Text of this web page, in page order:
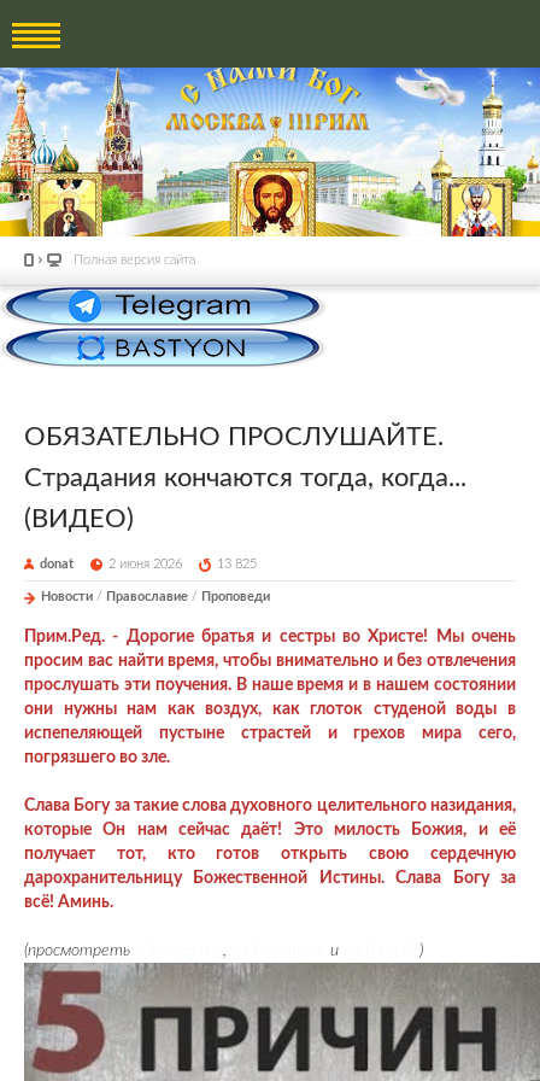
Полная версия сайта
ОБЯЗАТЕЛЬНО ПРОСЛУШАЙТЕ.
Страдания кончаются тогда, когда...
(ВИДЕО)
donat 2 июня 2026 13 825
Новости / Православие / Проповеди
Прим.Ред. - Дорогие братья и сестры во Христе! Мы очень
просим вас найти время, чтобы внимательно и без отвлечения
прослушать эти поучения. В наше время и в нашем состоянии
они нужны нам как воздух, как глоток студеной воды в
испепеляющей пустыне страстей и грехов мира сего,
погрязшего во зле.
Слава Богу за такие слова духовного целительного назидания,
которые Он нам сейчас даёт! Это милость Божия, и её
получает тот, кто готов открыть свою сердечную
дарохранительницу Божественной Истины. Слава Богу за
всё! Аминь.
(просмотреть и )